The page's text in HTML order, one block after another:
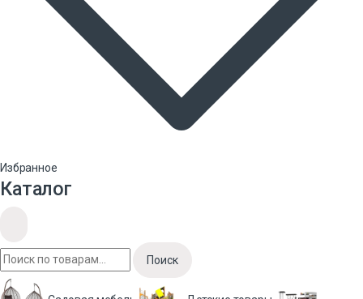
Избранное
Каталог
Поиск